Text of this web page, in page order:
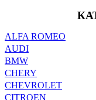
ALFA ROMEO
AUDI
BMW
CHERY
CHEVROLET
CITROEN